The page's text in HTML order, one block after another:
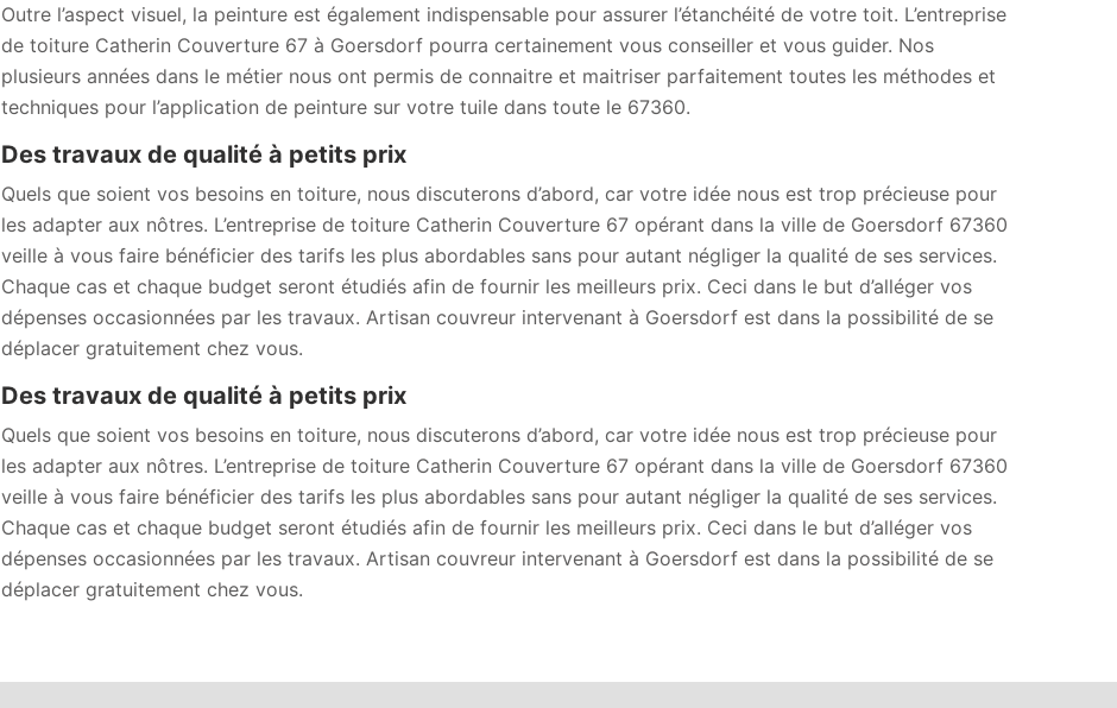
Outre l’aspect visuel, la peinture est également indispensable pour assurer l’étanchéité de votre toit. L’entreprise
de toiture Catherin Couverture 67 à Goersdorf pourra certainement vous conseiller et vous guider. Nos
plusieurs années dans le métier nous ont permis de connaitre et maitriser parfaitement toutes les méthodes et
techniques pour l’application de peinture sur votre tuile dans toute le 67360.
Des travaux de qualité à petits prix
Quels que soient vos besoins en toiture, nous discuterons d’abord, car votre idée nous est trop précieuse pour
les adapter aux nôtres. L’entreprise de toiture Catherin Couverture 67 opérant dans la ville de Goersdorf 67360
veille à vous faire bénéficier des tarifs les plus abordables sans pour autant négliger la qualité de ses services.
Chaque cas et chaque budget seront étudiés afin de fournir les meilleurs prix. Ceci dans le but d’alléger vos
dépenses occasionnées par les travaux. Artisan couvreur intervenant à Goersdorf est dans la possibilité de se
déplacer gratuitement chez vous.
Des travaux de qualité à petits prix
Quels que soient vos besoins en toiture, nous discuterons d’abord, car votre idée nous est trop précieuse pour
les adapter aux nôtres. L’entreprise de toiture Catherin Couverture 67 opérant dans la ville de Goersdorf 67360
veille à vous faire bénéficier des tarifs les plus abordables sans pour autant négliger la qualité de ses services.
Chaque cas et chaque budget seront étudiés afin de fournir les meilleurs prix. Ceci dans le but d’alléger vos
dépenses occasionnées par les travaux. Artisan couvreur intervenant à Goersdorf est dans la possibilité de se
déplacer gratuitement chez vous.